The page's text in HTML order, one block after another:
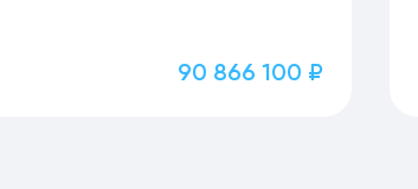
90 866 100 ₽